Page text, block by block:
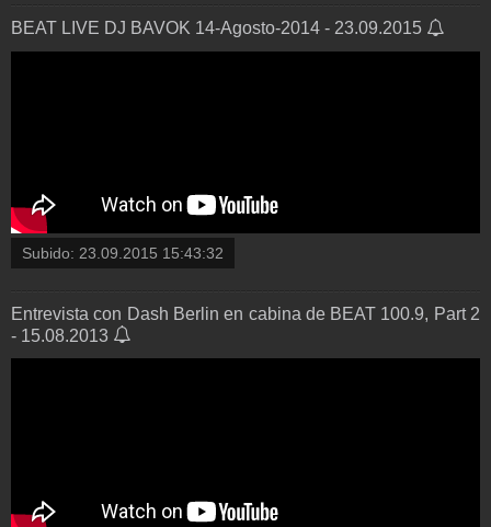
BEAT LIVE DJ BAVOK 14-Agosto-2014 - 23.09.2015
Subido: 23.09.2015 15:43:32
Entrevista con Dash Berlin en cabina de BEAT 100.9, Part 2
- 15.08.2013